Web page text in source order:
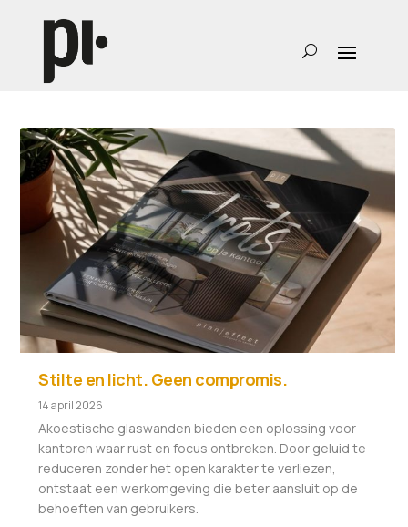
Stilte en licht. Geen compromis.
14 april 2026
Akoestische glaswanden bieden een oplossing voor
kantoren waar rust en focus ontbreken. Door geluid te
reduceren zonder het open karakter te verliezen,
ontstaat een werkomgeving die beter aansluit op de
behoeften van gebruikers.